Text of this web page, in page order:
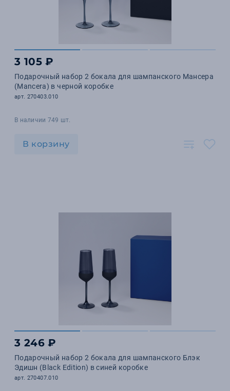
3 105 ₽
Подарочный набор 2 бокала для шампанского Мансера
(Mancera) в черной коробке
арт. 270403.010
В наличии 749 шт.
В корзину
3 246 ₽
Подарочный набор 2 бокала для шампанского Блэк
Эдишн (Black Edition) в синей коробке
арт. 270407.010